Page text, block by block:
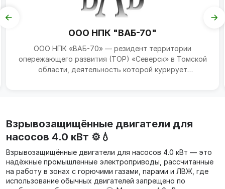
ООО НПК "ВАБ-70"
ООО НПК «ВАБ-70» — резидент территории
опережающего развития (ТОР) «Северск» в Томской
области, деятельность которой курирует
Взрывозащищённые двигатели для
насосов 4.0 кВт ⚙️💧
Взрывозащищённые двигатели для насосов 4.0 кВт — это
надёжные промышленные электроприводы, рассчитанные
на работу в зонах с горючими газами, парами и ЛВЖ, где
использование обычных двигателей запрещено по